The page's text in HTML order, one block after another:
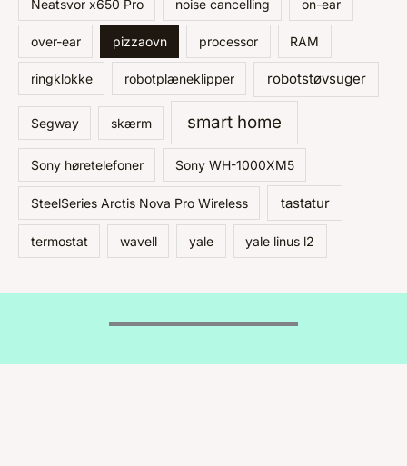
Neatsvor x650 Pro noise cancelling on-ear
over-ear pizzaovn processor RAM
ringklokke robotplæneklipper robotstøvsuger
Segway skærm smart home
Sony høretelefoner Sony WH-1000XM5
SteelSeries Arctis Nova Pro Wireless tastatur
termostat wavell yale yale linus l2